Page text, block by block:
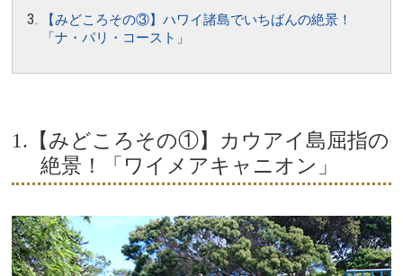
【みどころその③】ハワイ諸島でいちばんの絶景！
「ナ・パリ・コースト」
1.【みどころその①】カウアイ島屈指の
絶景！「ワイメアキャニオン」